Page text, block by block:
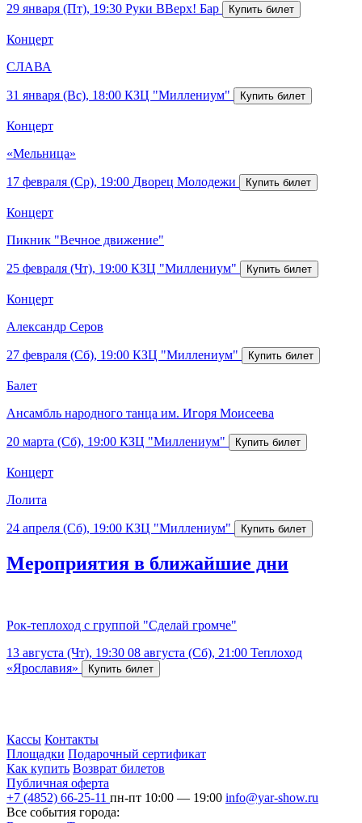
29 января (Пт), 19:30 Руки ВВерх! Бар
Концерт
СЛАВА
31 января (Вс), 18:00 КЗЦ "Миллениум"
Концерт
«Мельница»
17 февраля (Ср), 19:00 Дворец Молодежи
Концерт
Пикник "Вечное движение"
25 февраля (Чт), 19:00 КЗЦ "Миллениум"
Концерт
Александр Серов
27 февраля (Сб), 19:00 КЗЦ "Миллениум"
Балет
Ансамбль народного танца им. Игоря Моисеева
20 марта (Сб), 19:00 КЗЦ "Миллениум"
Концерт
Лолита
24 апреля (Сб), 19:00 КЗЦ "Миллениум"
Мероприятия в ближайшие дни
Рок-теплоход с группой "Сделай громче"
13 августа (Чт), 19:30 08 августа (Сб), 21:00 Теплоход
«Ярославия»
Кассы Контакты
Площадки Подарочный сертификат
Как купить Возврат билетов
Публичная оферта
+7 (4852) 66-25-11 пн-пт 10:00 — 19:00 info@yar-show.ru
Все события города: